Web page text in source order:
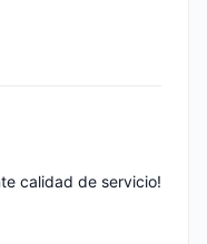
calidad de servicio!